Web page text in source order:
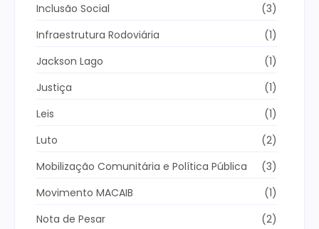
Inclusão Social
(3)
Infraestrutura Rodoviária
(1)
Jackson Lago
(1)
Justiça
(1)
Leis
(1)
Luto
(2)
Mobilização Comunitária e Política Pública
(3)
Movimento MACAIB
(1)
Nota de Pesar
(2)